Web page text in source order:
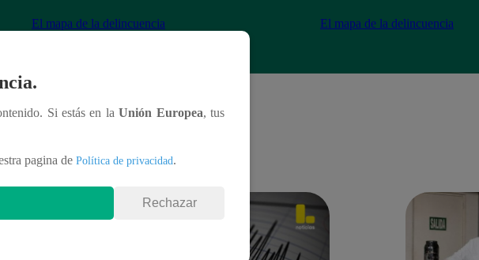
El mapa de la delincuencia El mapa de la delincuencia
Si estás en laUnión Europea, tus
pagina de Política de privacidad.
Rechazar